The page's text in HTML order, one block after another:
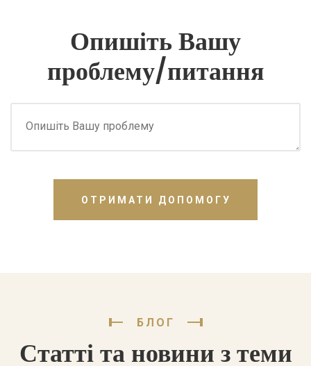
Опишіть Вашу
проблему/питання
ОТРИМАТИ ДОПОМОГУ
БЛОГ
Статті та новини з теми